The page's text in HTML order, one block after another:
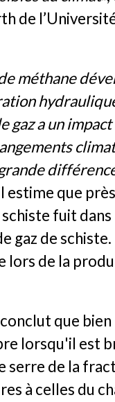
de
méthane
gaz a un impact
estime que
fuit
gaz de schiste.
lors de la
que bien
lorsqu'il est
serre de la
à celles du